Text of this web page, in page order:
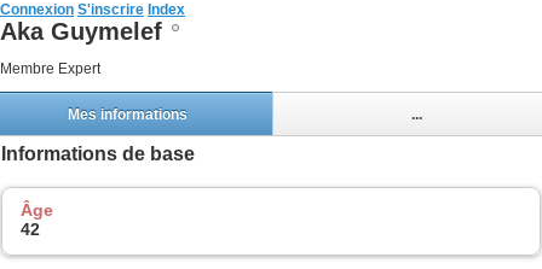
Connexion S'inscrire Index
Aka Guymelef
Membre Expert
Mes informations ...
Informations de base
Âge
42